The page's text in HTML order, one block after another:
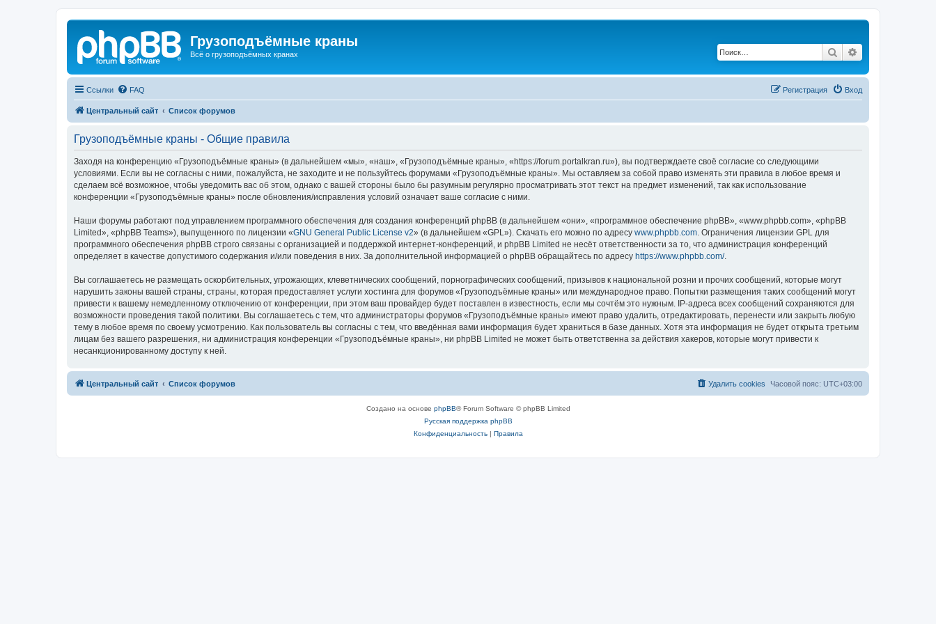
Грузоподъёмные краны
Всё о грузоподъёмных кранах Поиск
Ссылки FAQ Вход
Регистрация
Центральный сайт Список форумов
Грузоподъёмные краны - Общие правила
Заходя на конференцию «Грузоподъёмные краны» (в дальнейшем «мы», «наш», «Грузоподъёмные краны», «https://forum.portalkran.ru»), вы подтверждаете своё согласие со следующими
условиями. Если вы не согласны с ними, пожалуйста, не заходите и не пользуйтесь форумами «Грузоподъёмные краны». Мы оставляем за собой право изменять эти правила в любое время и
сделаем всё возможное, чтобы уведомить вас об этом, однако с вашей стороны было бы разумным регулярно просматривать этот текст на предмет изменений, так как использование
конференции «Грузоподъёмные краны» после обновления/исправления условий означает ваше согласие с ними.
Наши форумы работают под управлением программного обеспечения для создания конференций phpBB (в дальнейшем «они», «программное обеспечение phpBB», «www.phpbb.com», «phpBB
Limited», «phpBB Teams»), выпущенного по лицензии «GNU General Public License v2» (в дальнейшем «GPL»). Скачать его можно по адресу www.phpbb.com . Ограничения лицензии GPL для
программного обеспечения phpBB строго связаны с организацией и поддержкой интернет-конференций, и phpBB Limited не несёт ответственности за то, что администрация конференций
определяет в качестве допустимого содержания и/или поведения в них. За дополнительной информацией о phpBB обращайтесь по адресу https://www.phpbb.com/.
Вы соглашаетесь не размещать оскорбительных, угрожающих, клеветнических сообщений, порнографических сообщений, призывов к национальной розни и прочих сообщений, которые могут
нарушить законы вашей страны, страны, которая предоставляет услуги хостинга для форумов «Грузоподъёмные краны» или международное право. Попытки размещения таких сообщений могут
привести к вашему немедленному отключению от конференции, при этом ваш провайдер будет поставлен в известность, если мы сочтём это нужным. IP-адреса всех сообщений сохраняются для
возможности проведения такой политики. Вы соглашаетесь с тем, что администраторы форумов «Грузоподъёмные краны» имеют право удалить, отредактировать, перенести или закрыть любую
тему в любое время по своему усмотрению. Как пользователь вы согласны с тем, что введённая вами информация будет храниться в базе данных. Хотя эта информация не будет открыта третьим
лицам без вашего разрешения, ни администрация конференции «Грузоподъёмные краны», ни phpBB Limited не может быть ответственна за действия хакеров, которые могут привести к
несанкционированному доступу к ней.
Центральный сайт Список форумов Часовой пояс: UTC+03:00
Удалить cookies
Создано на основе phpBB® Forum Software © phpBB Limited
Русская поддержка phpBB
Конфиденциальность| Правила